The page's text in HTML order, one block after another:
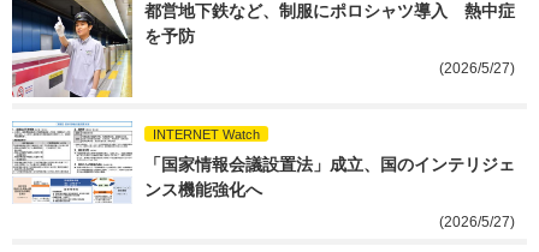
都営地下鉄など、制服にポロシャツ導入　熱中症
を予防
(2026/5/27)
INTERNET Watch
「国家情報会議設置法」成立、国のインテリジェ
ンス機能強化へ
(2026/5/27)